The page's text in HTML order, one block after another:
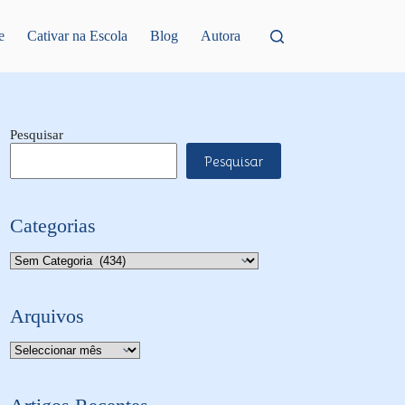
Cativar na Escola Blog Autora
Pesquisar
Pesquisar
Categorias
Categorias
Arquivos
Arquivo